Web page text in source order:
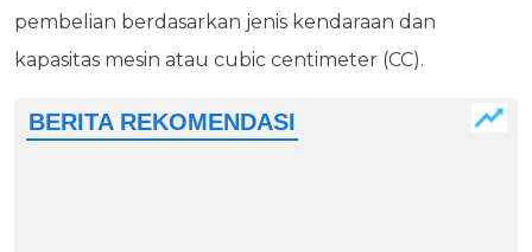
pembelian berdasarkan jenis kendaraan dan
kapasitas mesin atau cubic centimeter (CC).